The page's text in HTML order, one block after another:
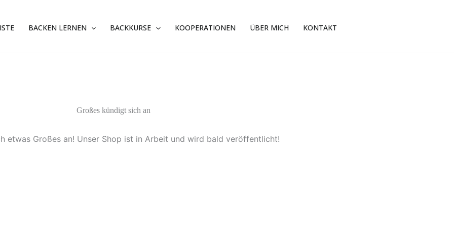
BACKEN LERNEN BACKKURSE KOOPERATIONEN ÜBER MICH KONTAKT
Großes kündigt sich an
etwas Großes an! Unser Shop ist in Arbeit und wird bald veröffentlicht!